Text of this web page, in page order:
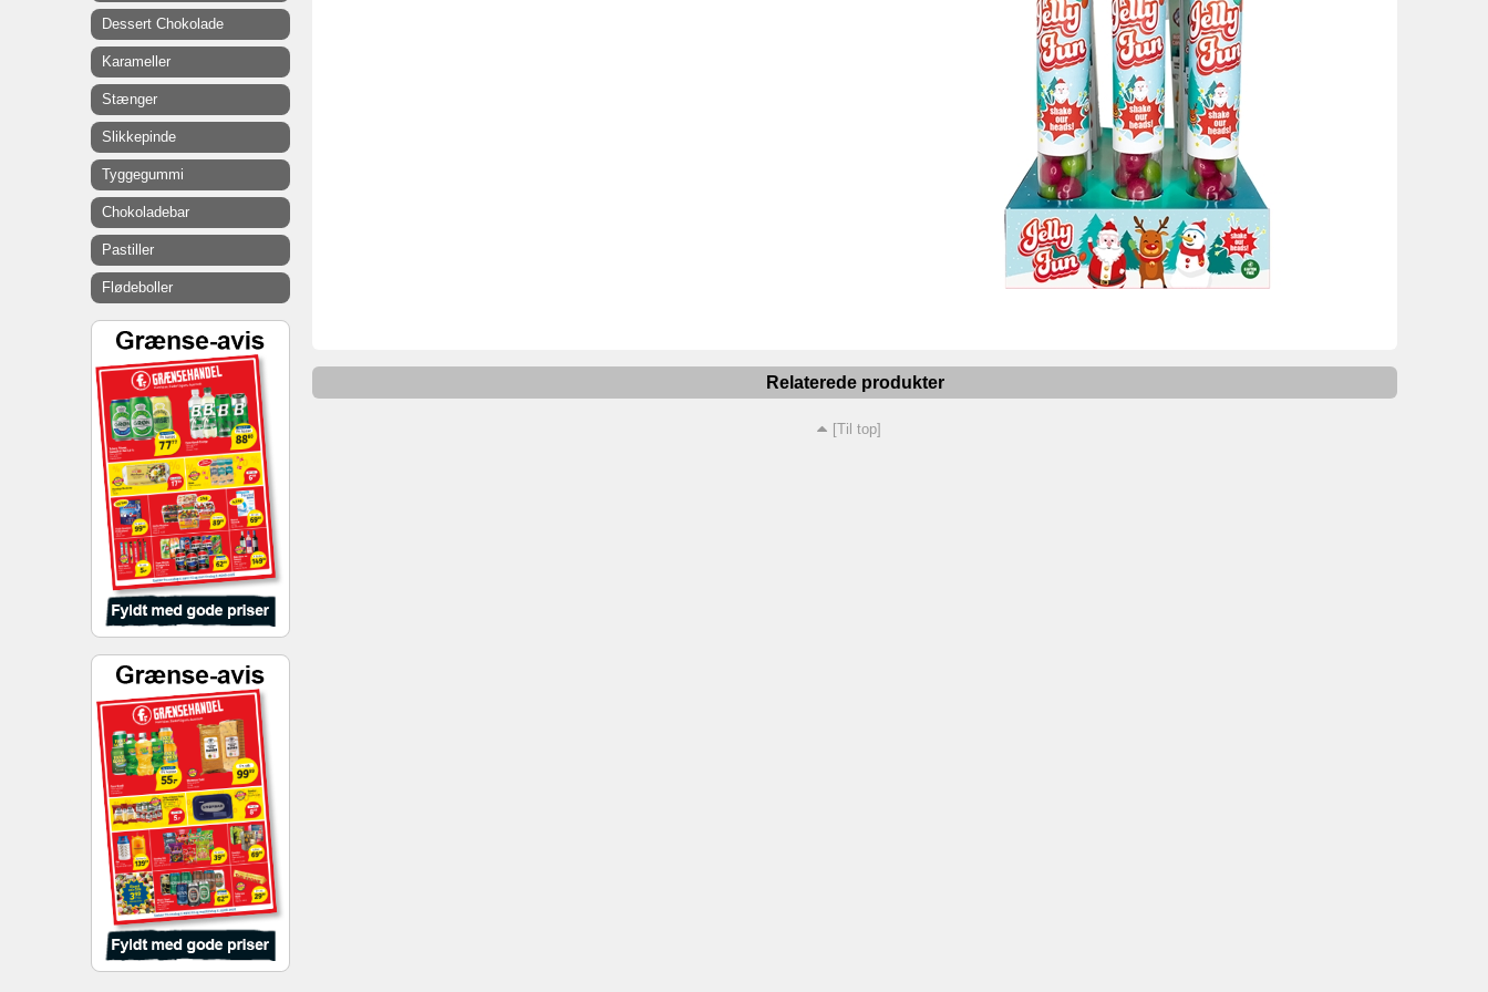
Relaterede produkter
[Til top]
Dessert Chokolade
Karameller
Stænger
Slikkepinde
Tyggegummi
Chokoladebar
Pastiller
Flødeboller